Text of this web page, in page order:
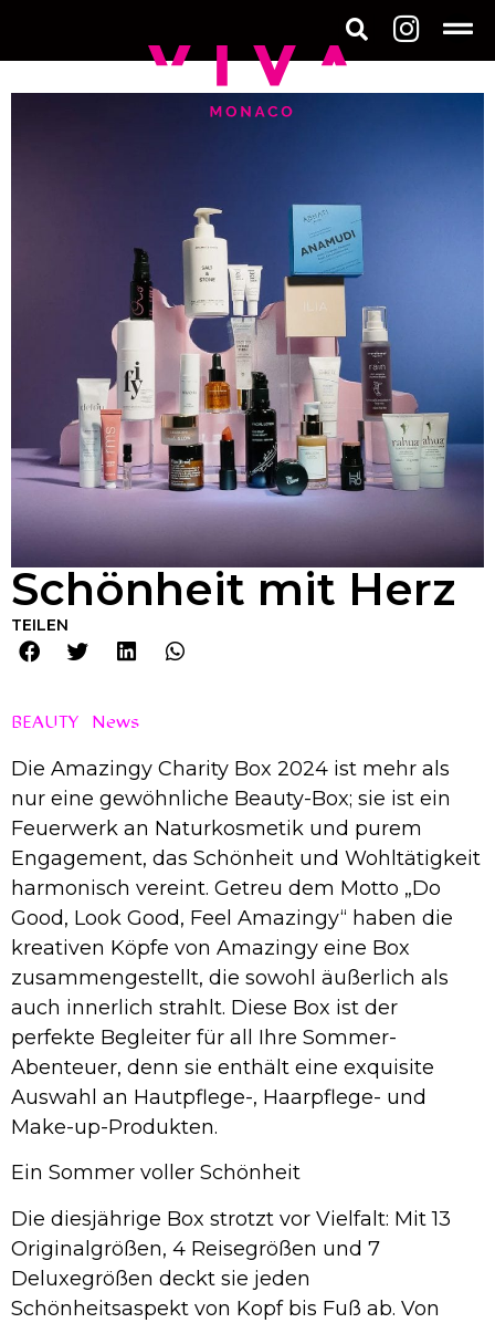
Schönheit mit Herz
TEILEN
BEAUTY News
Die Amazingy Charity Box 2024 ist mehr als
nur eine gewöhnliche Beauty-Box; sie ist ein
Feuerwerk an Naturkosmetik und purem
Engagement, das Schönheit und Wohltätigkeit
harmonisch vereint. Getreu dem Motto „Do
Good, Look Good, Feel Amazingy“ haben die
kreativen Köpfe von Amazingy eine Box
zusammengestellt, die sowohl äußerlich als
auch innerlich strahlt. Diese Box ist der
perfekte Begleiter für all Ihre Sommer-
Abenteuer, denn sie enthält eine exquisite
Auswahl an Hautpflege-, Haarpflege- und
Make-up-Produkten.
Ein Sommer voller Schönheit
Die diesjährige Box strotzt vor Vielfalt: Mit 13
Originalgrößen, 4 Reisegrößen und 7
Deluxegrößen deckt sie jeden
Schönheitsaspekt von Kopf bis Fuß ab. Von